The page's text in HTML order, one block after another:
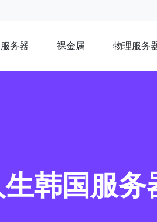
务器 裸金属 物理服务
韩国服